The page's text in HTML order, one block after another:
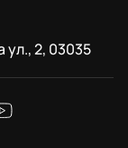
ул., 2, 03035